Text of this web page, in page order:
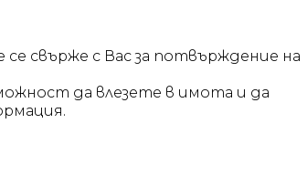
свърже с Вас за потвърждение на
да влезете в имота и да